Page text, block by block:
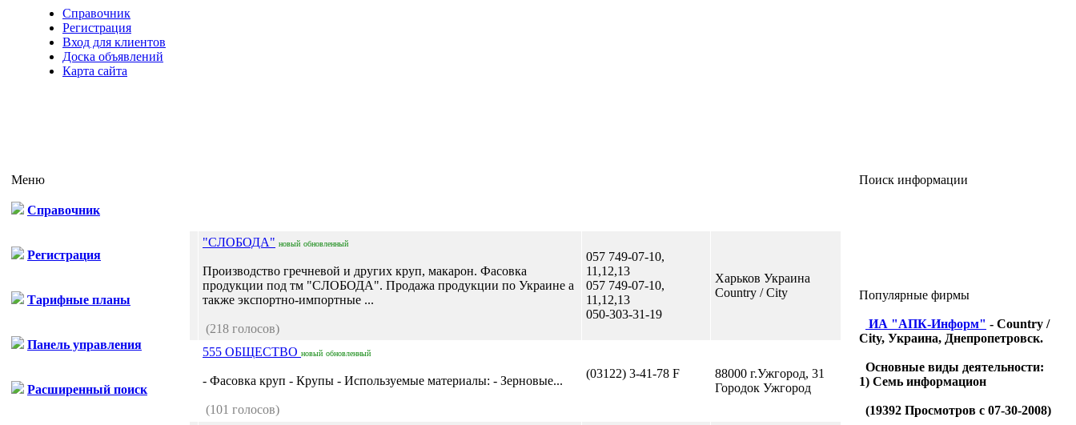
Справочник
Регистрация
Вход для клиентов
Доска объявлений
Карта сайта
Меню
Справочник
Регистрация
Тарифные планы
Панель управления
Расширенный поиск
"СЛОБОДА" новый обновленный
Производство гречневой и других круп, макарон. Фасовка
продукции под тм "СЛОБОДА". Продажа продукции по Украине а
также экспортно-импортные ...
(218 голосов)
057 749-07-10,
11,12,13
057 749-07-10,
11,12,13
050-303-31-19
Харьков Украина
Country / City
555 ОБЩЕСТВО новый обновленный
- Фасовка круп - Крупы - Используемые материалы: - Зерновые...
(101 голосов)
(03122) 3-41-78 F
88000 г.Ужгород, 31
Городок Ужгород
Поиск информации
Популярные фирмы
ИА "АПК-Информ" - Country /
City, Украина, Днепропетровск.
Основные виды деятельности:
1) Семь информацион
(19392 Просмотров с 07-30-2008)